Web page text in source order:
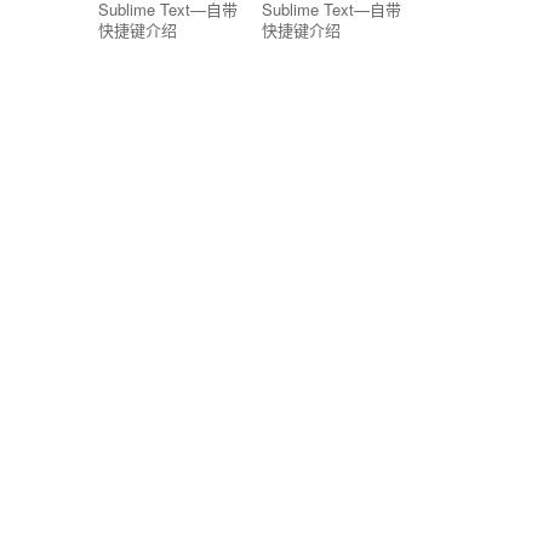
Sublime Text—自带
快捷键介绍
Sublime Text—自带
快捷键介绍